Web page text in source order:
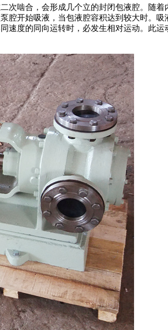
啮合，会形成几个立的封闭包液腔。随
开始吸液，当包液腔容积达到较大时。
度的同向运转时，必发生相对运动。此